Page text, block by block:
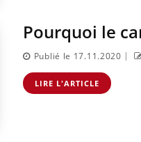
Pourquoi le
Publié le 17.11.2020 |
LIRE L'ARTICLE